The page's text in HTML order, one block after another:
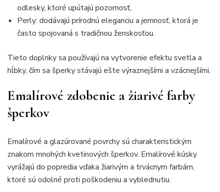
odlesky, ktoré upútajú pozornosť,
Perly: dodávajú prírodnú eleganciu a jemnosť, ktorá je
často spojovaná s tradičnou ženskosťou.
Tieto doplnky sa používajú na vytvorenie efektu svetla a
hĺbky, čím sa šperky stávajú ešte výraznejšími a vzácnejšími.
Emalírové zdobenie a žiarivé farby
šperkov
Emalírové a glazúrované povrchy sú charakteristickým
znakom mnohých kvetinových šperkov. Emalírové kúsky
vyrážajú do popredia vďaka žiarivým a trvácnym farbám,
ktoré sú odolné proti poškodeniu a vyblednutiu.